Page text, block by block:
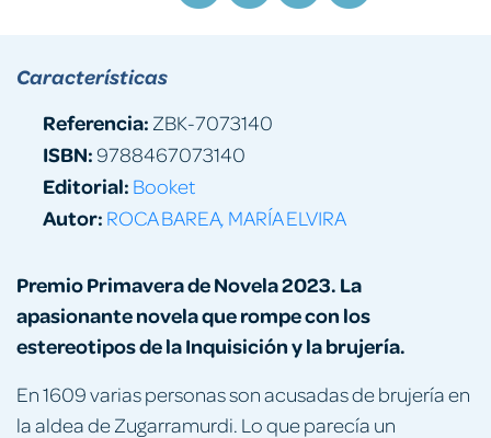
Premio Primavera de Novela 2023. La
apasionante novela que rompe con los
estereotipos de la Inquisición y la brujería.
En 1609 varias personas son acusadas de brujería en
la aldea de Zugarramurdi. Lo que parecía un
Características
Referencia: ZBK-7073140
ISBN:9788467073140
Editorial: Booket
Autor: ROCA BAREA, MARÍA ELVIRA